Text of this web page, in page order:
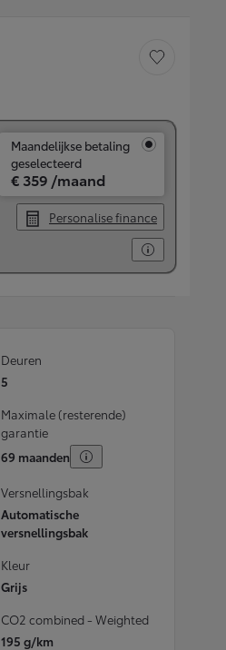
Voertuig opslaan
Maandelijkse betaling
geselecteerd
€ 359 /maand
Personalise finance
Deuren
5
Maximale (resterende)
garantie
69 maanden
Versnellingsbak
Automatische
versnellingsbak
Kleur
Grijs
CO2 combined - Weighted
195 g/km